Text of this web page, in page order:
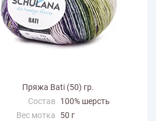
Пряжа Bati (50) гр.
Состав
100% шерсть
Вес мотка
50 г